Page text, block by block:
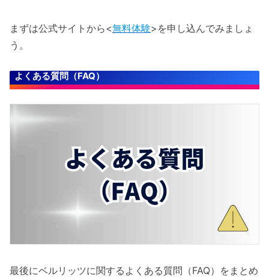
まずは公式サイトから<無料体験>を申し込んでみましょ
う。
よくある質問（FAQ）
最後にベルリッツに関するよくある質問（FAQ）をまとめ